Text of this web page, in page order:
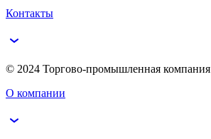
Контакты
© 2024 Торгово-промышленная компания
О компании